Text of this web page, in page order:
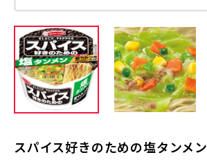
スパイス好きのための塩タンメン